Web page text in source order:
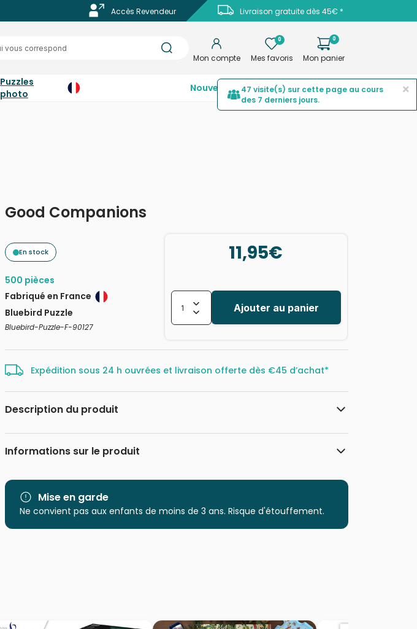
Livraison gratuite dès 45€ *
Accès Revendeur
Mon compte
0
Mes favoris
0
Mon panier
Puzzles
photo
NouveautésTop ventesPromotions
Good Companions
En stock
500 pièces
Fabriqué en France
Bluebird Puzzle
Bluebird-Puzzle-F-90127
11,95€
Ajouter au panier
Expédition sous 24 h ouvrées et livraison offerte dès €45 d’achat*
Description du produit
Howard Robinson
Informations sur le produit
Catégorie
Age
Puzzle pour Adultes (500 à 48.000
pièces)
Mise en garde
Ne convient pas aux enfants de moins de 3 ans. Risque d'étouffement.
×
47 visite(s) sur cette page au cours
des 7 derniers jours.